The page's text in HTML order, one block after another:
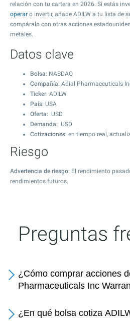
relación con tu cartera en 2026. Si estás
operar o invertir, añade ADILW a tu lista de
compáralo con otras acciones
metales.
Datos clave
Bolsa: NASDAQ
Compañía: Adial Pharmaceuticals
Ticker: ADILW
País: USA
Oferta: USD
Demanda: USD
Cotizaciones: en tiempo real,
Riesgo
Advertencia de riesgo: El rendimiento
rendimientos futuros.
Preguntas
¿Cómo comprar acciones
Pharmaceuticals Inc
¿En qué bolsa cotiza